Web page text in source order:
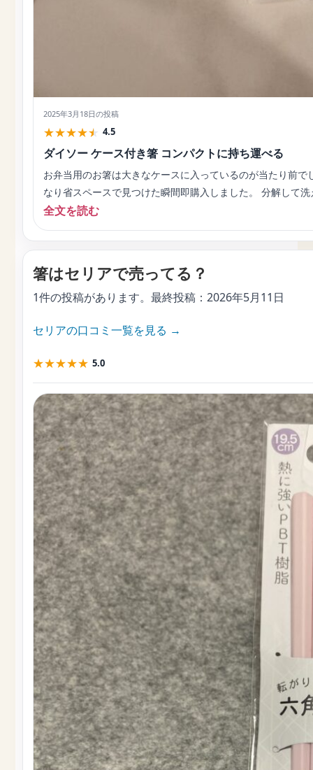
2025年3月18日の投稿
★★★★★ 4.5
ダイソー ケース付き箸 コンパクトに持ち運べる
お弁当用のお箸は大きなケースに入っているのが当たり前
なり省スペースで見つけた瞬間即購入しました。 分解して
全文を読む
箸はセリアで売ってる？
1件の投稿があります。最終投稿： 2026年5月11日
セリアの口コミ一覧を見る →
★★★★★ 5.0